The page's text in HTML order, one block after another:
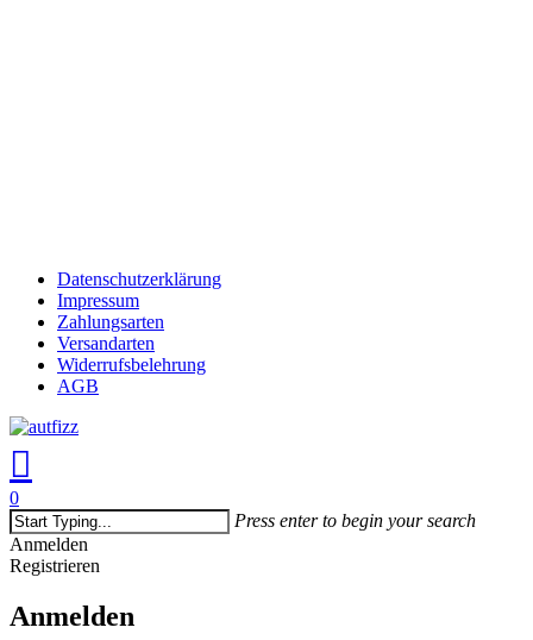
Datenschutzerklärung
Impressum
Zahlungsarten
Versandarten
Widerrufsbelehrung
AGB
search
account
0
Menu
Press enter to begin your search
Close
Search
Anmelden
Registrieren
Anmelden